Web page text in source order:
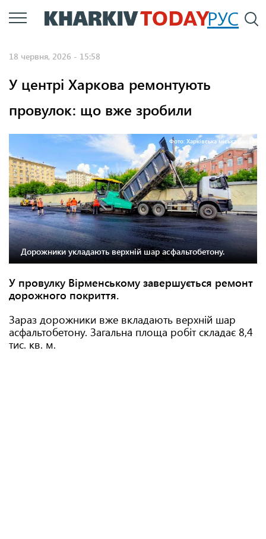
Перейти
до
РУС
18 червня, 2026 - 15:58
У центрі Харкова ремонтують
провулок: що вже зробили
Фото: Харківська міська рада
Дорожники укладають верхній шар асфальтобетону.
У провулку Вірменському завершується ремонт
дорожного покриття.
Зараз дорожники вже вкладають верхній шар
асфальтобетону. Загальна площа робіт складає 8,4
тис. кв. м.